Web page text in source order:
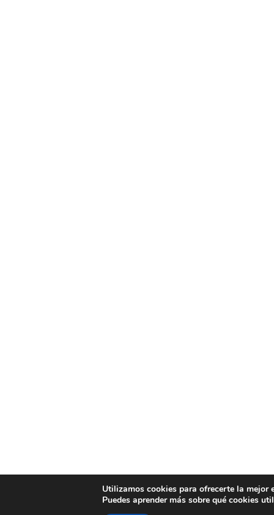
Utilizamos cookies para ofrecerte la mejor
Puedes aprender más sobre qué cookies